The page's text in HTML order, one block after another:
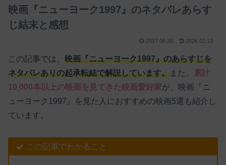
映画『ニューヨーク1997』のネタバレあらす
じ結末と感想
2017.06.30 2026.02.13
この記事では、 映画『ニューヨーク1997』のあらすじを
ネタバレありの起承転結で解説しています。 また、
累計
10,000本以上の映画を見てきた映画愛好家が、映画『ニ
ューヨーク1997』を見た人におすすめの映画5選も紹介し
ています。
この記事でわかること